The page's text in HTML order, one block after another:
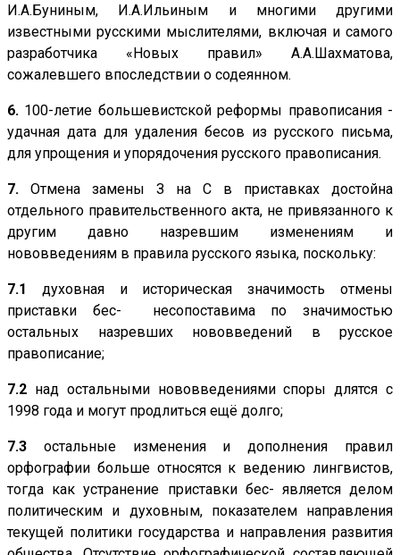
И.А.Буниным, И.А.Ильиным и многими другими
известными русскими мыслителями, включая и самого
разработчика «Новых правил» А.А.Шахматова,
сожалевшего впоследствии о содеянном.
6. 100-летие большевистской реформы правописания -
удачная дата для удаления бесов из русского письма,
для упрощения и упорядочения русского правописания.
7. Отмена замены З на С в приставках достойна
отдельного правительственного акта, не привязанного к
другим давно назревшим изменениям и
нововведениям в правила русского языка, поскольку:
7.1
духовная и историческая значимость отмены
приставки бес- несопоставима по значимостью
остальных назревших нововведений в русское
правописание;
7.2 над остальными нововведениями споры длятся с
1998 года и могут продлиться ещё долго;
7.3 остальные изменения и дополнения правил
орфографии больше относятся к ведению лингвистов,
тогда как устранение приставки бес- является делом
политическим и духовным, показателем направления
текущей политики государства и направления развития